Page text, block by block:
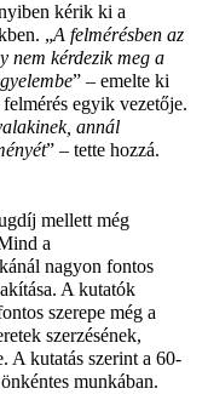
kérik ki a
„A felmérésben az
nem kérdezik meg a
” – emelte ki
egyik vezetője.
annál
” – tette hozzá.
mellett még
a
nagyon fontos
A kutatók
szerepe még a
szerzésének,
A kutatás szerint a 60-
munkában.